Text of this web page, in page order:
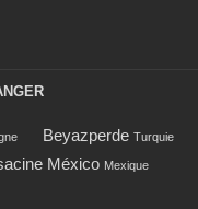
Beyazperde Turquie
México Mexique